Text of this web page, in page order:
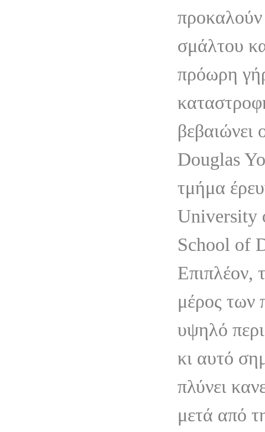
σμάλτου
πρόωρη
βεβαιώνει
Douglas
τμήμα
University
School of
Επιπλέον,
μέρος των
υψηλό
κι αυτό
πλύνει
μετά από